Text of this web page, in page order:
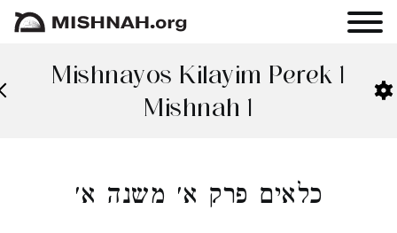
Mishnayos Kilayim Perek 1
Mishnah 1
כלאים פרק א׳ משנה א׳